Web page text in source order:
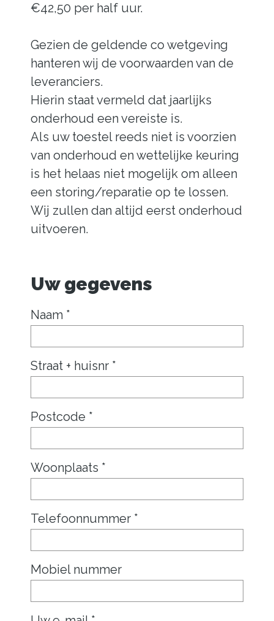
€42,50 per half uur.
Gezien de geldende co wetgeving
hanteren wij de voorwaarden van de
leveranciers.
Hierin staat vermeld dat jaarlijks
onderhoud een vereiste is.
Als uw toestel reeds niet is voorzien
van onderhoud en wettelijke keuring
is het helaas niet mogelijk om alleen
een storing/reparatie op te lossen.
Wij zullen dan altijd eerst onderhoud
uitvoeren.
Uw gegevens
Naam *
Straat + huisnr *
Postcode *
Woonplaats *
Telefoonnummer *
Mobiel nummer